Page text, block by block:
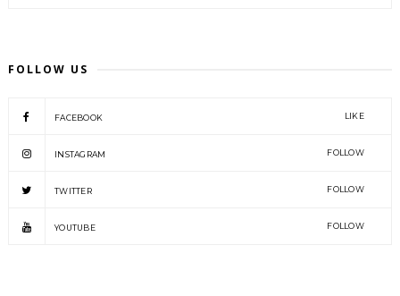
FOLLOW US
FACEBOOK LIKE
INSTAGRAM FOLLOW
TWITTER FOLLOW
YOUTUBE FOLLOW